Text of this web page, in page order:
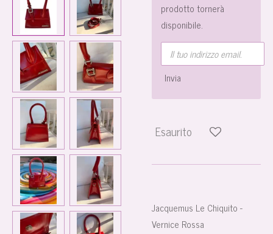
prodotto tornerà
disponibile.
Invia
Esaurito
Jacquemus Le Chiquito -
Vernice Rossa